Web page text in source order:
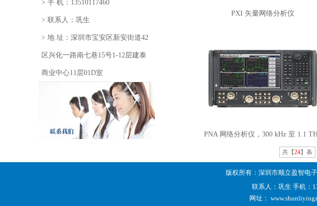
> 手 机：13510117460
> 联系人：巩生
> 地 址：深圳市宝安区新安街道42
区兴化一路南七巷15号1-12层建泰
商业中心11层01D室
PXI 矢量网络分析仪
PNA 网络分析仪，300 kHz 至 1.1
共【24】条
版权所有：深圳市顺立盈智电
联系人：巩生 手机：
网址：